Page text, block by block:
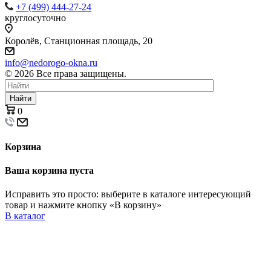
+7 (499) 444-27-24
круглосуточно
Королёв, Станционная площадь, 20
info@nedorogo-okna.ru
© 2026 Все права защищены.
Найти
0
Корзина
Ваша корзина пуста
Исправить это просто: выберите в каталоге интересующий
товар и нажмите кнопку «В корзину»
В каталог